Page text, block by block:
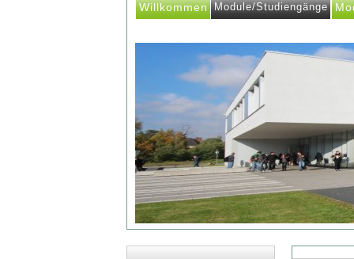
Willkommen Module/Studiengänge